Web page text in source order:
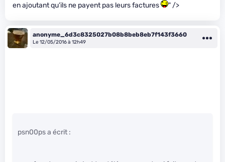
en ajoutant qu’ils ne payent pas leurs factures " />
anonyme_6d3c8325027b08b8beb8eb7f143f3660
Le 12/05/2016 à 12h49
psn00ps a écrit :